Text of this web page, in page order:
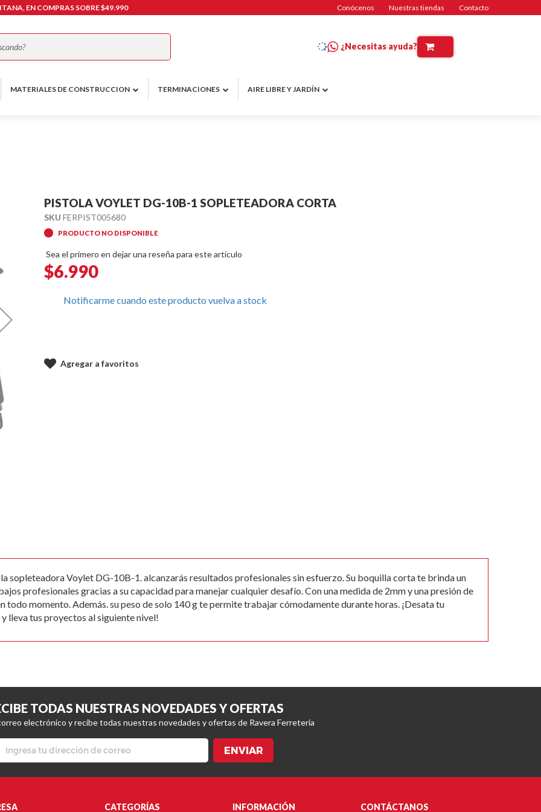
EN COMPRAS SOBRE $49.990 Conócenos Nuestras tiendas Contacto
¿Necesitas ayuda?
MATERIALES DE CONSTRUCCION TERMINACIONES AIRE LIBRE Y JARDÍN
PISTOLA VOYLET DG-10B-1 SOPLETEADORA CORTA
SKU FERPIST005680
PRODUCTO NO DISPONIBLE
Sea el primero en dejar una reseña para este artículo
$6.990
Notificarme cuando este producto vuelva a stock
Agregar a favoritos
sopleteadora Voylet DG-10B-1. alcanzarás resultados profesionales sin esfuerzo. Su boquilla corta te brinda un
profesionales gracias a su capacidad para manejar cualquier desafío. Con una medida de 2mm y una presión de
momento. Además. su peso de solo 140 g te permite trabajar cómodamente durante horas. ¡Desata tu
lleva tus proyectos al siguiente nivel!
TODAS NUESTRAS NOVEDADES Y OFERTAS
electrónico y recibe todas nuestras novedades y ofertas de Ravera Ferretería
ENVIAR
CATEGORÍAS INFORMACIÓN CONTÁCTANOS